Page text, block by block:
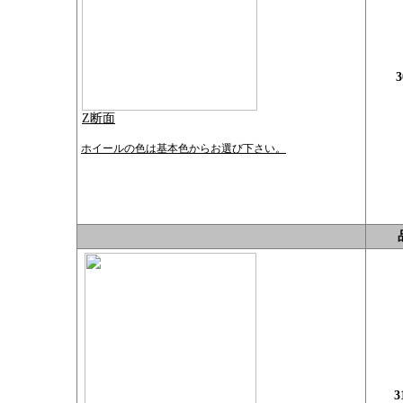
Z断面
ホイールの色は基本色からお選び下さい。